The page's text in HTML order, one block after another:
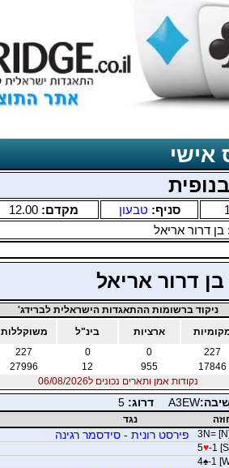
אישי
סניף: טבעון מקדם:12.00
בן דרור אריאל
בן דרור אריאל
ניקוד ברשומות ההתאגדות הישראלית לברידג'
ארציות בינ"ל
משוקללות
227
0
0
227
17846
955
12
27996
נקודות אמן ותארים נכונים ל06/08/2026
A3EW דרוג: 5
נגד
3N= פירסט רונית - סידסמר רגינה
5♥-1
4♠-1